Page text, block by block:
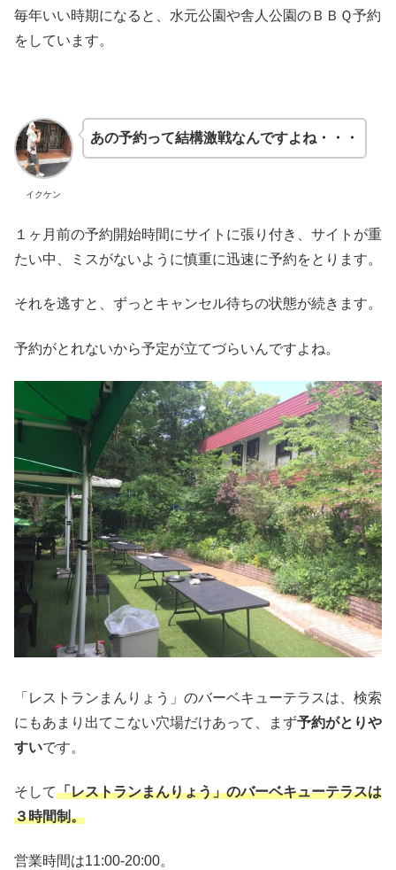
毎年いい時期になると、水元公園や舎人公園のＢＢＱ予約
をしています。
イクケン
あの予約って結構激戦なんですよね・・・
１ヶ月前の予約開始時間にサイトに張り付き、サイトが重
たい中、ミスがないように慎重に迅速に予約をとります。
それを逃すと、ずっとキャンセル待ちの状態が続きます。
予約がとれないから予定が立てづらいんですよね。
「レストランまんりょう」のバーベキューテラスは、検索
にもあまり出てこない穴場だけあって、まず予約がとりや
すいです。
そして「レストランまんりょう」のバーベキューテラスは
３時間制。
営業時間は11:00-20:00。